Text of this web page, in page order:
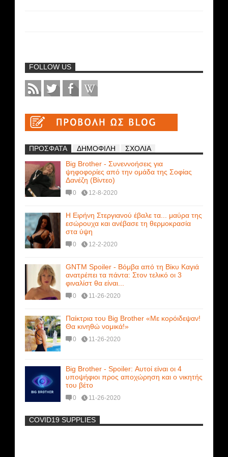
FOLLOW US
ΠΡΟΣΦΑΤΑ ΔΗΜΟΦΙΛΗ
ΣΧΟΛΙΑ
Big Brother - Συνεννοήσεις για
ψηφοφορίες από την ομάδα της Σοφίας
Δανέζη (Βίντεο)
0 12-8-2020
Η Ειρήνη Στεργιανού έβαλε τα... μαύρα της
εσώρουχα και ανέβασε τη θερμοκρασία
στα ύψη
0 12-2-2020
GNTM Spoiler - Βόμβα από τη Βίκυ Καγιά
ανατρέπει τα πάντα: Στον τελικό οι 3
φιναλίστ θα είναι...
0 11-26-2020
Παίκτρια του Big Brother «Με κορόιδεψαν!
Θα κινηθώ νομικά!»
0 11-26-2020
Big Brother - Spoiler: Αυτοί είναι οι 4
υποψήφιοι προς αποχώρηση και ο νικητής
του βέτο
0 11-26-2020
-
COVID19 SUPPLIES